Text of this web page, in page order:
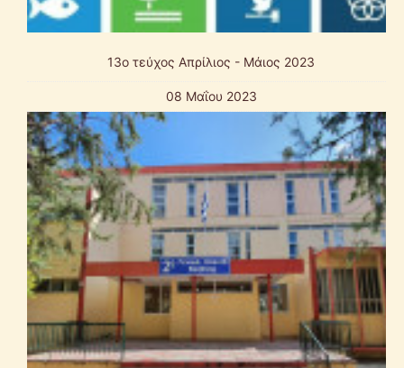
13ο τεύχος Απρίλιος - Μάιος 2023
08 Μαΐου 2023